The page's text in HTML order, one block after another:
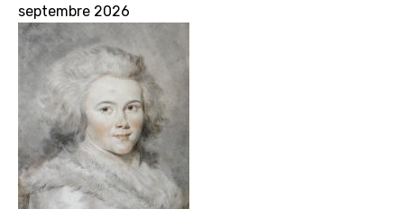
septembre 2026